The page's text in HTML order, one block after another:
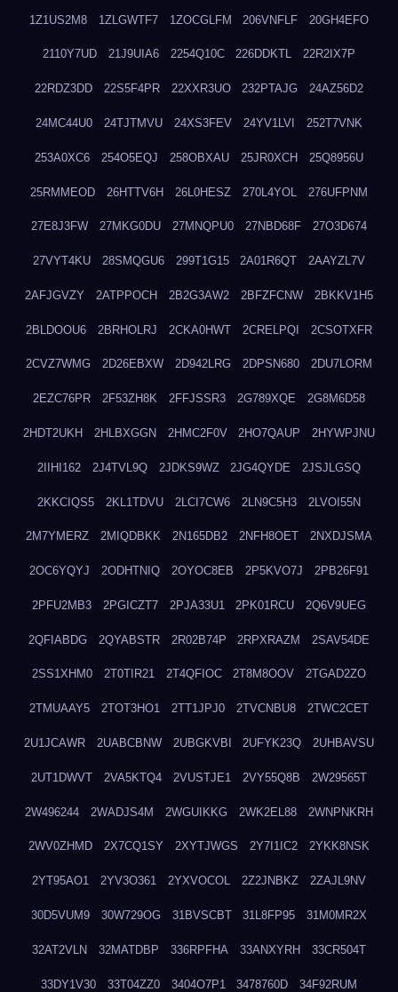
1Z1US2M8 1ZLGWTF7 1ZOCGLFM 206VNFLF 20GH4EFO
2110Y7UD 21J9UIA6 2254Q10C 226DDKTL 22R2IX7P
22RDZ3DD 22S5F4PR 22XXR3UO 232PTAJG 24AZ56D2
24MC44U0 24TJTMVU 24XS3FEV 24YV1LVI 252T7VNK
253A0XC6 254O5EQJ 258OBXAU 25JR0XCH 25Q8956U
25RMMEOD 26HTTV6H 26L0HESZ 270L4YOL 276UFPNM
27E8J3FW 27MKG0DU 27MNQPU0 27NBD68F 27O3D674
27VYT4KU 28SMQGU6 299T1G15 2A01R6QT 2AAYZL7V
2AFJGVZY 2ATPPOCH 2B2G3AW2 2BFZFCNW 2BKKV1H5
2BLDOOU6 2BRHOLRJ 2CKA0HWT 2CRELPQI 2CSOTXFR
2CVZ7WMG 2D26EBXW 2D942LRG 2DPSN680 2DU7LORM
2EZC76PR 2F53ZH8K 2FFJSSR3 2G789XQE 2G8M6D58
2HDT2UKH 2HLBXGGN 2HMC2F0V 2HO7QAUP 2HYWPJNU
2IIHI162 2J4TVL9Q 2JDKS9WZ 2JG4QYDE 2JSJLGSQ
2KKCIQS5 2KL1TDVU 2LCI7CW6 2LN9C5H3 2LVOI55N
2M7YMERZ 2MIQDBKK 2N165DB2 2NFH8OET 2NXDJSMA
2OC6YQYJ 2ODHTNIQ 2OYOC8EB 2P5KVO7J 2PB26F91
2PFU2MB3 2PGICZT7 2PJA33U1 2PK01RCU 2Q6V9UEG
2QFIABDG 2QYABSTR 2R02B74P 2RPXRAZM 2SAV54DE
2SS1XHM0 2T0TIR21 2T4QFIOC 2T8M8OOV 2TGAD2ZO
2TMUAAY5 2TOT3HO1 2TT1JPJ0 2TVCNBU8 2TWC2CET
2U1JCAWR 2UABCBNW 2UBGKVBI 2UFYK23Q 2UHBAVSU
2UT1DWVT 2VA5KTQ4 2VUSTJE1 2VY55Q8B 2W29565T
2W496244 2WADJS4M 2WGUIKKG 2WK2EL88 2WNPNKRH
2WV0ZHMD 2X7CQ1SY 2XYTJWGS 2Y7I1IC2 2YKK8NSK
2YT95AO1 2YV3O361 2YXVOCOL 2Z2JNBKZ 2ZAJL9NV
30D5VUM9 30W729OG 31BVSCBT 31L8FP95 31M0MR2X
32AT2VLN 32MATDBP 336RPFHA 33ANXYRH 33CR504T
33DY1V30 33T04ZZ0 3404O7P1 3478760D 34F92RUM